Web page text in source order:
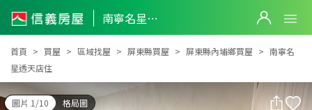
南寧名星透天店住
南寧名星透天店住
首頁 買屋 區域找屋 屏東縣買屋 屏東縣內埔鄉買屋
南寧名
星透天店住
圖片 1/10 格局圖